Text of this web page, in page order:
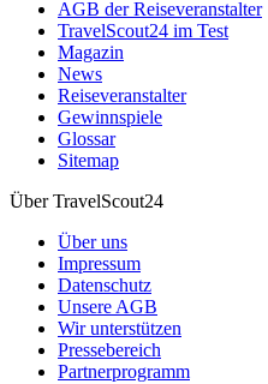
AGB der Reiseveranstalter
TravelScout24 im Test
Magazin
News
Reiseveranstalter
Gewinnspiele
Glossar
Sitemap
Über TravelScout24
Über uns
Impressum
Datenschutz
Unsere AGB
Wir unterstützen
Pressebereich
Partnerprogramm